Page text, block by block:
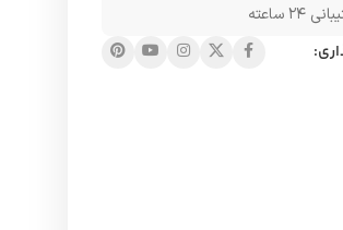
۲۴ ساعته